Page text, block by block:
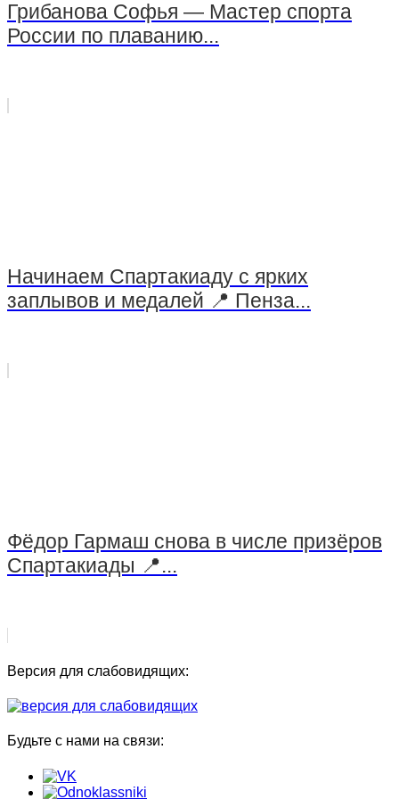
Грибанова Софья — Мастер спорта
России по плаванию...
Начинаем Спартакиаду с ярких
заплывов и медалей 📍 Пенза...
Фёдор Гармаш снова в числе призёров
Спартакиады 📍...
Версия для слабовидящих:
Будьте с нами на связи: